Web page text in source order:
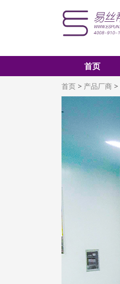
首页
首页 > 产品厂商 >